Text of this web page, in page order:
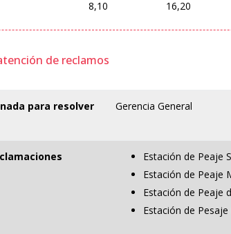
8,10 16,20
de reclamos
para resolver
Gerencia General
Estación de Peaje
Estación de Peaje
Estación de Peaje
Estación de